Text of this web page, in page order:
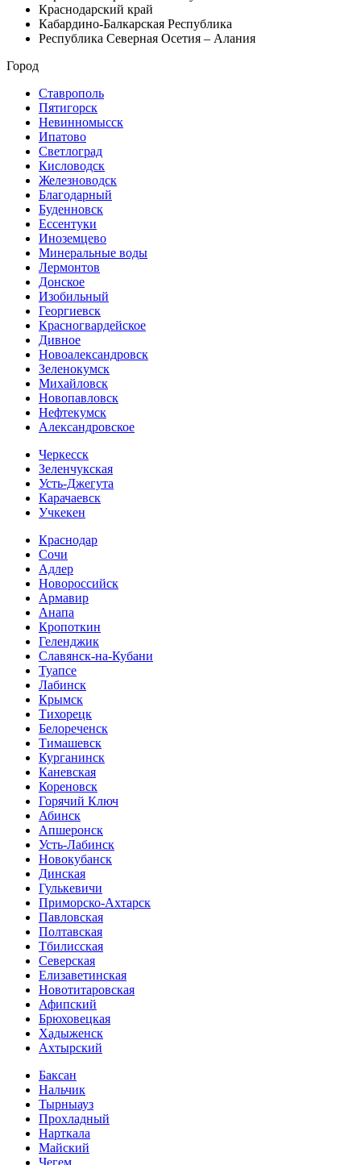
Краснодарский край
Кабардино-Балкарская Республика
Республика Северная Осетия – Алания
Город
Ставрополь
Пятигорск
Невинномысск
Ипатово
Светлоград
Кисловодск
Железноводск
Благодарный
Буденновск
Ессентуки
Иноземцево
Минеральные воды
Лермонтов
Донское
Изобильный
Георгиевск
Красногвардейское
Дивное
Новоалександровск
Зеленокумск
Михайловск
Новопавловск
Нефтекумск
Александровское
Черкесск
Зеленчукская
Усть-Джегута
Карачаевск
Учкекен
Краснодар
Сочи
Адлер
Новороссийск
Армавир
Анапа
Кропоткин
Геленджик
Славянск-на-Кубани
Туапсе
Лабинск
Крымск
Тихорецк
Белореченск
Тимашевск
Курганинск
Каневская
Кореновск
Горячий Ключ
Абинск
Апшеронск
Усть-Лабинск
Новокубанск
Динская
Гулькевичи
Приморско-Ахтарск
Павловская
Полтавская
Тбилисская
Северская
Елизаветинская
Новотитаровская
Афипский
Брюховецкая
Хадыженск
Ахтырский
Баксан
Нальчик
Тырныауз
Прохладный
Нарткала
Майский
Чегем